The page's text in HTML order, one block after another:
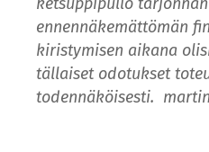
ennennäkemättömän
kiristymisen aikana
tällaiset odotukset
todennäköisesti.